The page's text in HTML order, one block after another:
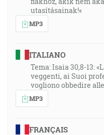
utasításainak!«
MP3
ITALIANO
Tema: Isaia 30,8-13:
veggenti, ai Suoi
vogliono obbedire
MP3
FRANÇAIS